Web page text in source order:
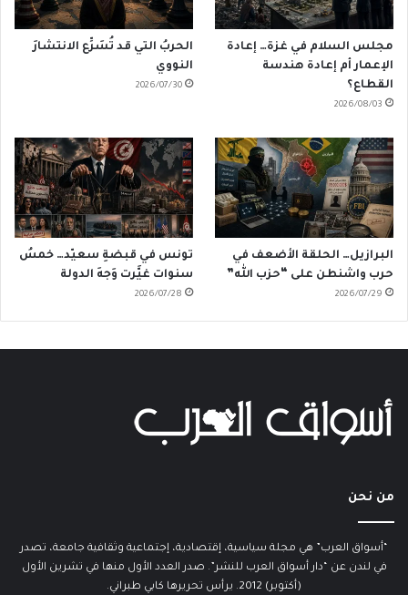
مجلس السلام في غزة… إعادة
الإعمار أم إعادة هندسة
القطاع؟
2026/08/03
الحربُ التي قد تُسَرِّع الانتشارَ
النووي
2026/07/30
البرازيل… الحلقة الأضعف في
حرب واشنطن على “حزب الله”
2026/07/29
تونس في قبضةِ سعيّد… خمسُ
سنوات غيَّرت وَجهَ الدولة
2026/07/28
من نحن
“أسواق العرب” هي مجلة سياسية، إقتصادية، إجتماعية وثقافية جامعة، تصدر
في لندن عن “دار أسواق العرب للنشر”. صدر العدد الأول منها في تشرين الأول
(أكتوبر) 2012. يرأس تحريرها كابي طبراني.